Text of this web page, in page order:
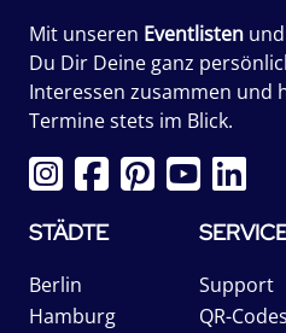
Mit unseren Eventlisten und
Du Dir Deine ganz
Interessen zusammen und
Termine stets im Blick.
STÄDTE
Berlin
Hamburg
Support
QR-